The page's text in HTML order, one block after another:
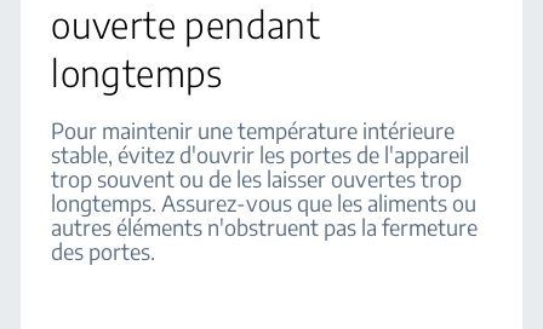
ouverte pendant
longtemps
Pour maintenir une température intérieure
stable, évitez d'ouvrir les portes de l'appareil
trop souvent ou de les laisser ouvertes trop
longtemps. Assurez-vous que les aliments ou
autres éléments n'obstruent pas la fermeture
des portes.